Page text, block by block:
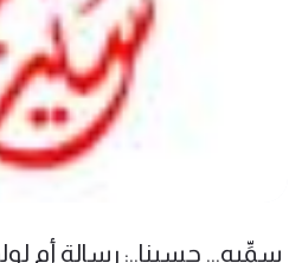
سمِّيه... حسينا..: رسالة أم